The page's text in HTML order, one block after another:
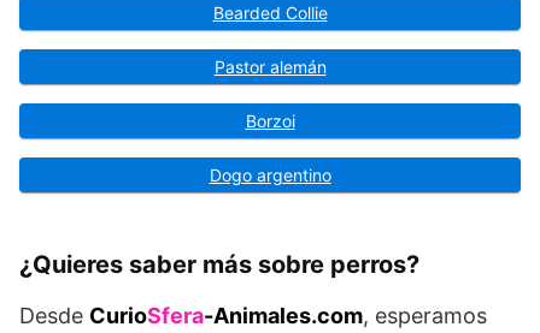
Bearded Collie
Pastor alemán
Borzoi
Dogo argentino
¿Quieres saber más sobre perros?
Desde CurioSfera-Animales.com, esperamos